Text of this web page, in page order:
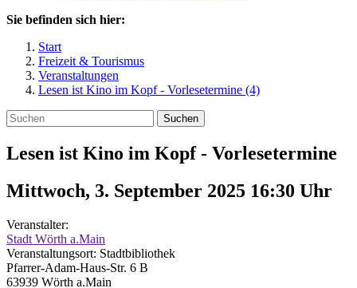
Sie befinden sich hier:
Start
Freizeit & Tourismus
Veranstaltungen
Lesen ist Kino im Kopf - Vorlesetermine (4)
Suchen
Lesen ist Kino im Kopf - Vorlesetermine
Mittwoch, 3. September 2025 16:30 Uhr
Veranstalter:
Stadt Wörth a.Main
Veranstaltungsort: Stadtbibliothek
Pfarrer-Adam-Haus-Str. 6 B
63939 Wörth a.Main